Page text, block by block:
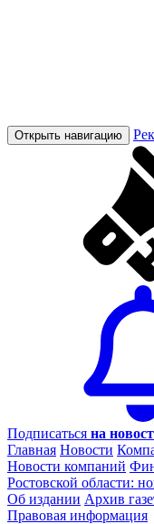
Открыть навигацию
Подписаться на
Главная Новости
Новости компаний
Ростовской области:
Об издании Архив
Правовая информация